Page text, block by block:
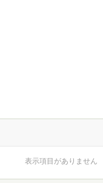
表示項目がありません